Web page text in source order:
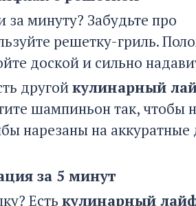
минуту? Забудьте про
решетку-гриль.
доской и сильно
другойкулинарный
шампиньон так, чтобы
нарезаны на аккуратные
за 5 минут
Есть кулинарный